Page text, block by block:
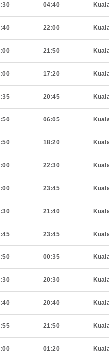
04:40
22:00
21:50
17:20
20:45
06:05
18:20
22:30
23:45
21:40
23:45
00:35
20:30
20:40
21:50
01:20